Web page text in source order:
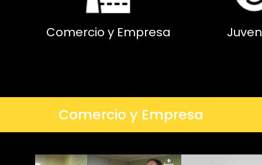
Comercio y Empresa
Comercio y Empresa